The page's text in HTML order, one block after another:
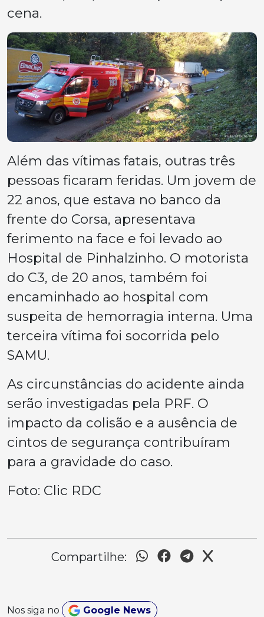
cena.
Além das vítimas fatais, outras três
pessoas ficaram feridas. Um jovem de
22 anos, que estava no banco da
frente do Corsa, apresentava
ferimento na face e foi levado ao
Hospital de Pinhalzinho. O motorista
do C3, de 20 anos, também foi
encaminhado ao hospital com
suspeita de hemorragia interna. Uma
terceira vítima foi socorrida pelo
SAMU.
As circunstâncias do acidente ainda
serão investigadas pela PRF. O
impacto da colisão e a ausência de
cintos de segurança contribuíram
para a gravidade do caso.
Foto: Clic RDC
Compartilhe:
Nos siga no Google News